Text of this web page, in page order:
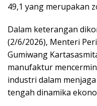
49,1 yang merupakan
Dalam keterangan
(2/6/2026), Menteri
Gumiwang
manufaktur
industri dalam
tengah dinamika